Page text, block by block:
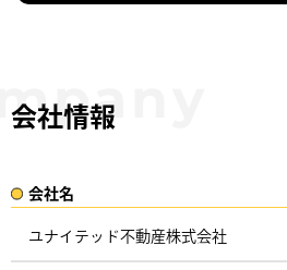
会社情報
会社名​
ユナイテッド不動産株式会社